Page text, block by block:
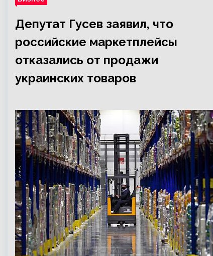
Депутат Гусев заявил, что
российские маркетплейсы
отказались от продажи
украинских товаров